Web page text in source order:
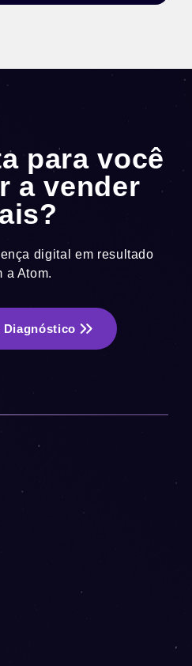
para você
a vender
digital em resultado
a Atom.
Diagnóstico